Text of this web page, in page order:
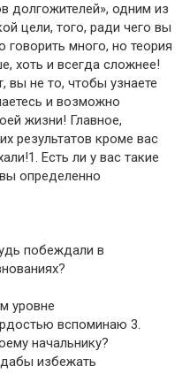
долгожителей», одним из
цели, того, ради чего вы
много, но теория
хоть и всегда сложнее!
вы не то, чтобы узнаете
и возможно
жизни! Главное,
результатов кроме вас
Есть ли у вас такие
определенно
побеждали в
уровне
вспоминаю 3.
начальнику?
избежать